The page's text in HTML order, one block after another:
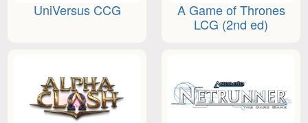
UniVersus CCG
A Game of Thrones
LCG (2nd ed)